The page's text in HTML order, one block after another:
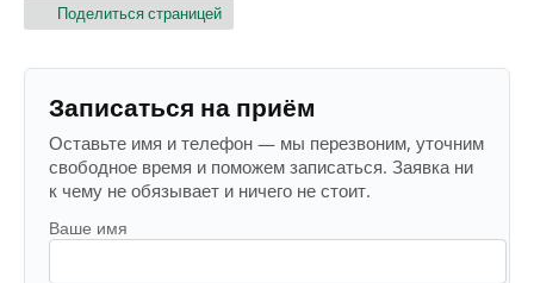
Поделиться страницей
Записаться на приём
Оставьте имя и телефон — мы перезвоним, уточним
свободное время и поможем записаться. Заявка ни
к чему не обязывает и ничего не стоит.
Ваше имя